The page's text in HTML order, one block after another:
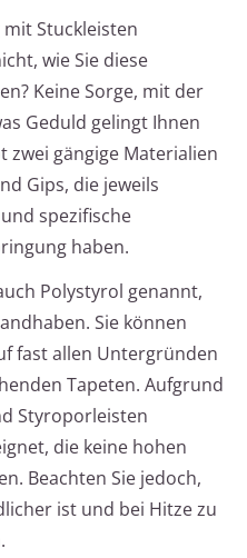
Stuckleisten
wie Sie diese
Keine Sorge, mit der
Geduld gelingt Ihnen
zwei gängige Materialien
Gips, die jeweils
spezifische
haben.
Polystyrol genannt,
Sie können
fast allen Untergründen
Tapeten. Aufgrund
Styroporleisten
die keine hohen
Beachten Sie jedoch,
ist und bei Hitze zu